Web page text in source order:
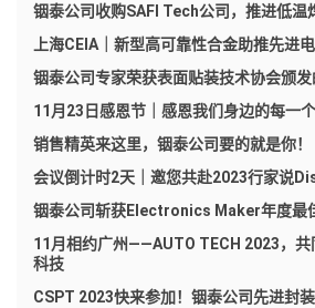
铟泰公司收购SAFI Tech公司，推进低温
上海CEIA｜新型高可靠性合金助推先进
铟泰公司专家荣获表面贴装技术协会颁
11月23日感恩节｜感恩我们身边的每一
销售精英来这里，铟泰公司要的就是你！
会议倒计时2天｜邀您共赴2023行家说
铟泰公司斩获Electronics Maker年度最
11月相约广州——AUTO TECH 2023，共
科技
CSPT 2023快来参加！铟泰公司先进封